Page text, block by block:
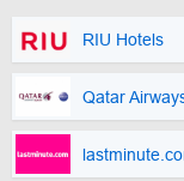
RIU Hotels
Qatar